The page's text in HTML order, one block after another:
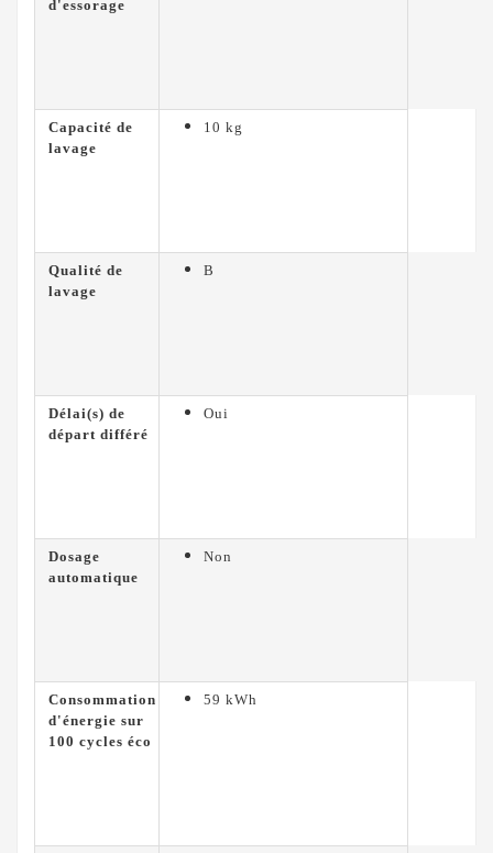
d'essorage
Capacité de
lavage
10 kg
Qualité de
lavage
B
Délai(s) de
départ différé
Oui
Dosage
automatique
Non
Consommation
d'énergie sur
100 cycles éco
59 kWh